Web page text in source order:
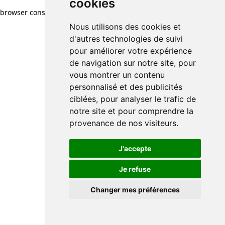
cookies
Nous utilisons des cookies et
d'autres technologies de suivi
pour améliorer votre expérience
de navigation sur notre site, pour
vous montrer un contenu
personnalisé et des publicités
ciblées, pour analyser le trafic de
notre site et pour comprendre la
provenance de nos visiteurs.
J'accepte
Je refuse
Changer mes préférences
browser console for more information)